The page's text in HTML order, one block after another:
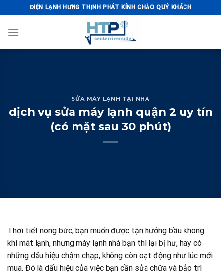
to
content
ĐIỆN LẠNH HƯNG THỊNH PHÁT KÍNH CHÀO QUÝ KHÁCH
SỬA MÁY LẠNH TẠI NHÀ
dịch vụ sửa máy lạnh quận 2 uy tín
(có mặt sau 30 phút)
Thời tiết nóng bức, bạn muốn được tận hưởng bầu không
khí mát lạnh, nhưng máy lạnh nhà bạn thì lại bị hư, hay có
những dấu hiệu chậm chạp, không còn oạt động như lúc mới
mua. Đó là dấu hiệu của việc bạn cần sửa chữa và bảo trì